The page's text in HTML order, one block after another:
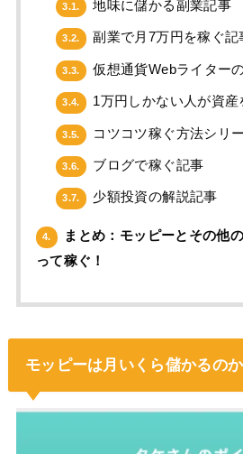
3.1. 地味に儲かる副業記事
3.2. 副業で月7万円を稼ぐ記
3.3. 仮想通貨Webライター
3.4. 1万円しかない人が資
3.5. コツコツ稼ぐ方法シリ
3.6. ブログで稼ぐ記事
3.7. 少額投資の解説記事
4.
まとめ：モッピーとその他
って稼ぐ！
モッピーは月いくら儲かるのか